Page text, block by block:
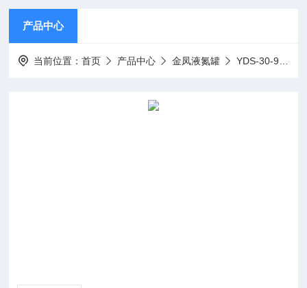
产品中心
当前位置：首页 产品中心 金凤液氮罐 YDS-30-90/金凤液氮罐